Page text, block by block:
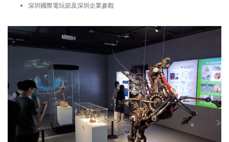
深圳國際電玩節及深圳企業參觀